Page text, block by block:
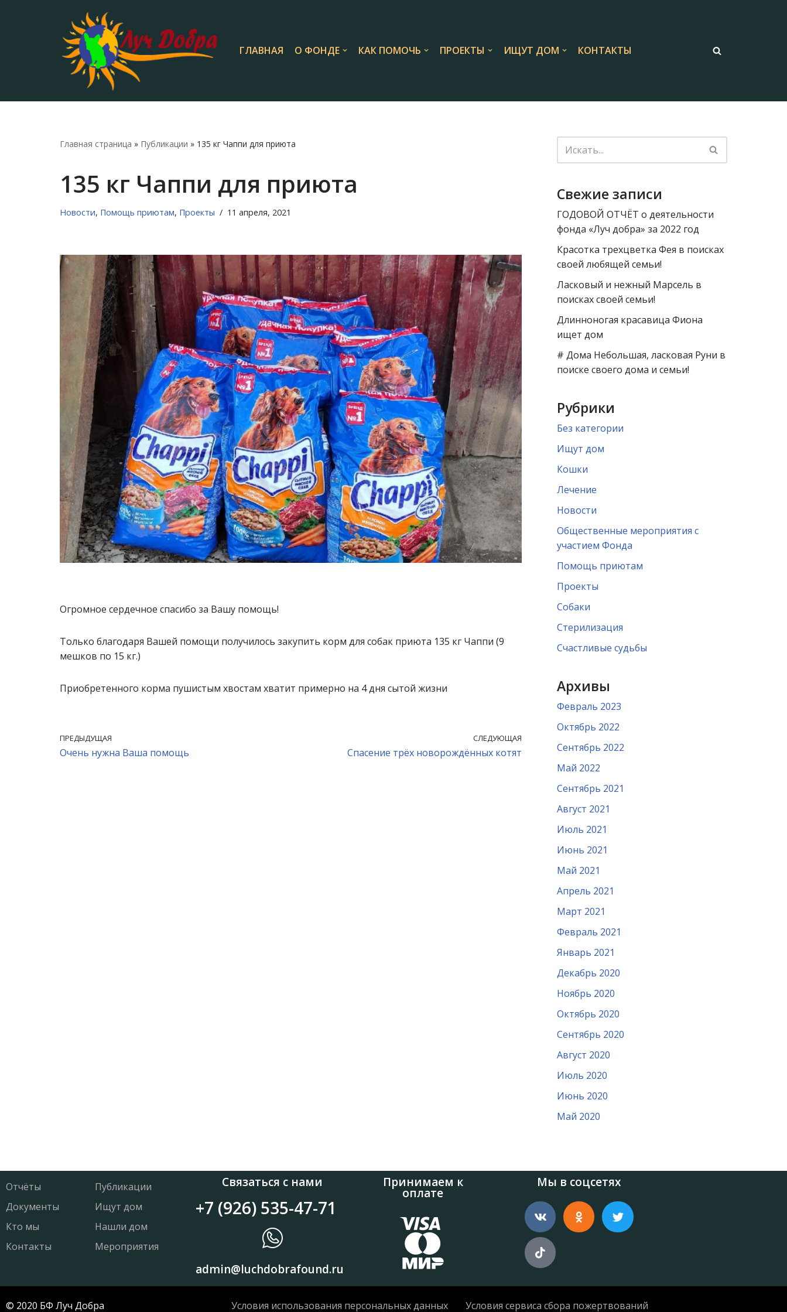
содержимому
ГЛАВНАЯ О ФОНДЕ КАК ПОМОЧЬ ПРОЕКТЫ ИЩУТ ДОМ КОНТАКТЫ
Главная страница » Публикации » 135 кг Чаппи для приюта
135 кг Чаппи для приюта
Новости, Помощь приютам, Проекты 11 апреля, 2021
Огромное сердечное спасибо за Вашу помощь!
Только благодаря Вашей помощи получилось закупить корм для собак приюта 135 кг Чаппи (9
мешков по 15 кг.)
Приобретенного корма пушистым хвостам хватит примерно на 4 дня сытой жизни
ПРЕДЫДУЩАЯ
Очень нужна Ваша помощь
СЛЕДУЮЩАЯ
Спасение трёх новорождённых котят
Свежие записи
ГОДОВОЙ ОТЧЁТ о деятельности
фонда «Луч добра» за 2022 год
Красотка трехцветка Фея в поисках
своей любящей семьи!
Ласковый и нежный Марсель в
поисках своей семьи!
Длинноногая красавица Фиона
ищет дом
# Дома Небольшая, ласковая Руни в
поиске своего дома и семьи!
Рубрики
Без категории
Ищут дом
Кошки
Лечение
Новости
Общественные мероприятия с
участием Фонда
Помощь приютам
Проекты
Собаки
Стерилизация
Счастливые судьбы
Архивы
Февраль 2023
Октябрь 2022
Сентябрь 2022
Май 2022
Сентябрь 2021
Август 2021
Июль 2021
Июнь 2021
Май 2021
Апрель 2021
Март 2021
Февраль 2021
Январь 2021
Декабрь 2020
Ноябрь 2020
Октябрь 2020
Сентябрь 2020
Август 2020
Июль 2020
Июнь 2020
Май 2020
Отчёты
Документы
Кто мы
Контакты
Публикации
Ищут дом
Нашли дом
Мероприятия
Связаться с нами
+7 (926) 535-47-71
admin@luchdobrafound.ru
Принимаем к
оплате
Мы в соцсетях
© 2020 БФ Луч Добра Условия использования персональных данных Условия сервиса сбора пожертвований